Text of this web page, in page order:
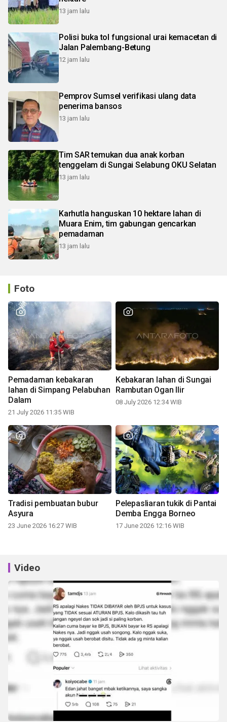
13 jam lalu
Polisi buka tol fungsional urai kemacetan di
Jalan Palembang-Betung
12 jam lalu
Pemprov Sumsel verifikasi ulang data
penerima bansos
13 jam lalu
Tim SAR temukan dua anak korban
tenggelam di Sungai Selabung OKU Selatan
13 jam lalu
Karhutla hanguskan 10 hektare lahan di
Muara Enim, tim gabungan gencarkan
pemadaman
13 jam lalu
Foto
Pemadaman kebakaran
lahan di Simpang Pelabuhan
Dalam
21 July 2026 11:35 WIB
Kebakaran lahan di Sungai
Rambutan Ogan Ilir
08 July 2026 12:34 WIB
Tradisi pembuatan bubur
Asyura
23 June 2026 16:27 WIB
Pelepasliaran tukik di Pantai
Demba Engga Borneo
17 June 2026 12:16 WIB
Video